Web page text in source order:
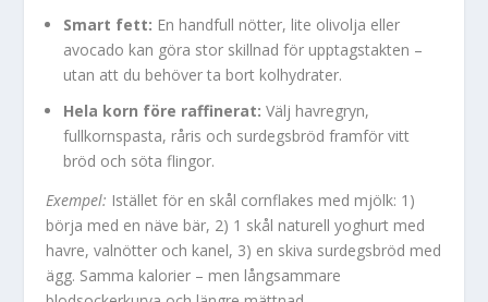
Smart fett: En handfull nötter, lite olivolja eller
avocado kan göra stor skillnad för upptagstakten –
utan att du behöver ta bort kolhydrater.
Hela korn före raffinerat: Välj havregryn,
fullkornspasta, råris och surdegsbröd framför vitt
bröd och söta flingor.
Exempel: Istället för en skål cornflakes med mjölk: 1)
börja med en näve bär, 2) 1 skål naturell yoghurt med
havre, valnötter och kanel, 3) en skiva surdegsbröd med
ägg. Samma kalorier – men långsammare